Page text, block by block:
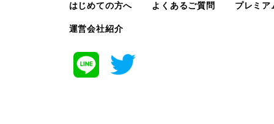
はじめての方へ よくあるご質問 プレミア
運営会社紹介